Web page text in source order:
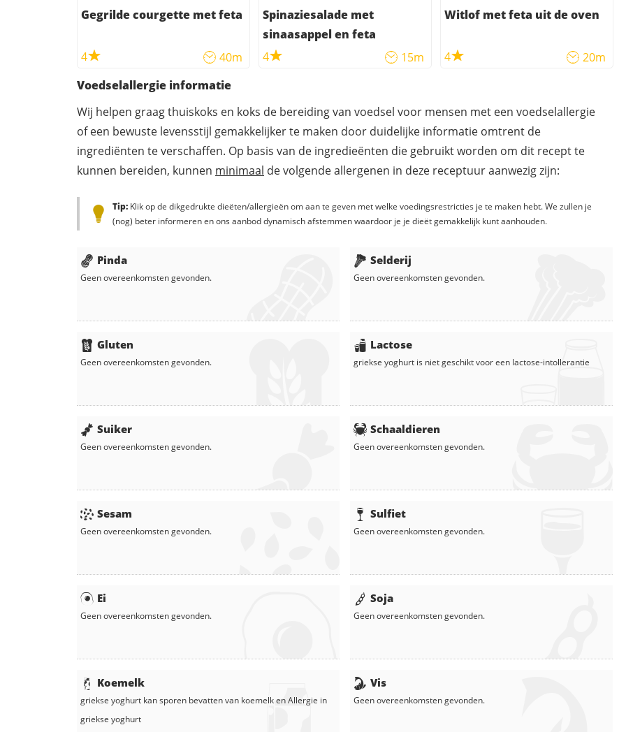
Gegrilde courgette met feta
4 40m
Spinaziesalade met
sinaasappel en feta
4
15m
Witlof met feta uit de oven
4
20m
Voedselallergie informatie
Wij helpen graag thuiskoks en koks de bereiding van voedsel voor mensen met een voedselallergie
of een bewuste levensstijl gemakkelijker te maken door duidelijke informatie omtrent de
ingrediënten te verschaffen. Op basis van de ingredieënten die gebruikt worden om dit recept te
kunnen bereiden, kunnen minimaal de volgende allergenen in deze receptuur aanwezig zijn:
Tip: Klik op de dikgedrukte dieëten/allergieën om aan te geven met welke voedingsrestricties je te maken hebt. We zullen je
(nog) beter informeren en ons aanbod dynamisch afstemmen waardoor je je dieët gemakkelijk kunt aanhouden.
Pinda
Geen overeenkomsten gevonden.
Gluten
Geen overeenkomsten gevonden.
Suiker
Geen overeenkomsten gevonden.
Sesam
Geen overeenkomsten gevonden.
Ei
Geen overeenkomsten gevonden.
Koemelk
griekse yoghurt kan sporen bevatten van koemelk enAllergie in
griekse yoghurt
Selderij
Geen overeenkomsten gevonden.
Lactose
griekse yoghurt is niet geschikt voor een lactose-intollerantie
Schaaldieren
Geen overeenkomsten gevonden.
Sulfiet
Geen overeenkomsten gevonden.
Soja
Geen overeenkomsten gevonden.
Vis
Geen overeenkomsten gevonden.